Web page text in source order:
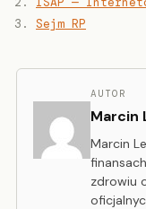
Sejm RP
AUTOR
Marcin
Marcin
zdrowiu